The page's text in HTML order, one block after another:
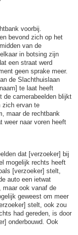
voorbij.
bevond zich op het
van de
in botsing zijn
een straat werd
geen sprake meer.
de Slachthuislaan
te laat heeft
de camerabeelden blijkt
zich ervan te
maar de rechtbank
weer naar voren heeft
dat [verzoeker] bij
mogelijk rechts heeft
[verzoeker] stelt,
auto een ietwat
maar ook vanaf de
geweest om meer
stelt, ook zou
had gereden, is door
onderbouwd. Ook